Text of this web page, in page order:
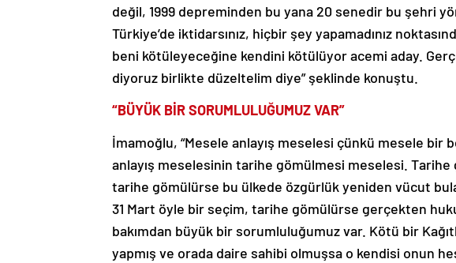
değil, 1999 depreminden bu yana 20 senedir bu şehri
Türkiye’de iktidarsınız, hiçbir şey yapamadınız
beni kötüleyeceğine kendini kötülüyor acemi aday.
diyoruz birlikte düzeltelim diye” şeklinde konuştu.
“BÜYÜK BİR SORUMLULUĞUMUZ VAR”
İmamoğlu, “Mesele anlayış meselesi çünkü mesele bir
anlayış meselesinin tarihe gömülmesi meselesi.
tarihe gömülürse bu ülkede özgürlük yeniden vücut
31 Mart öyle bir seçim, tarihe gömülürse gerçekten
bakımdan büyük bir sorumluluğumuz var. Kötü bir
yapmış ve orada daire sahibi olmuşsa o kendisi onun